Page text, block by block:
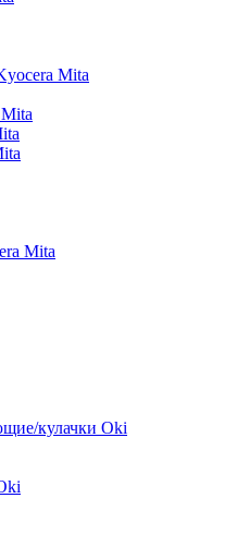
Mita
Mita
кулачки Oki